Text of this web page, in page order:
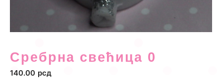
Сребрна свећица 0
140.00 рсд